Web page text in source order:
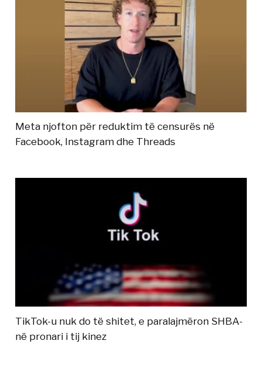
Meta njofton për reduktim të censurës në
Facebook, Instagram dhe Threads
TikTok-u nuk do të shitet, e paralajmëron SHBA-
në pronari i tij kinez